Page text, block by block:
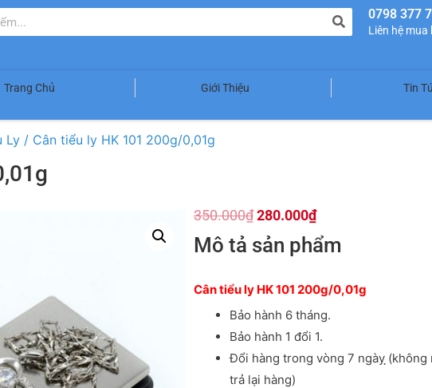
0798 377
Liên hệ mua
Trang Chủ Giới Thiệu Tin
Ly / Cân tiểu ly HK 101 200g/0,01g
350.000₫280.000₫
Mô tả sản phẩm
Cân tiểu ly HK 101 200g/0,01g
Bảo hành 6 tháng.
Bảo hành 1 đổi 1.
Đổi hàng trong vòng 7 ngày ̣̣(không
trả lại hàng)